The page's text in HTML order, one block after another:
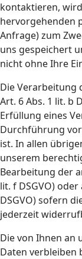
kontaktieren,
hervorgehenden
Anfrage) zum
uns gespeichert
nicht ohne Ihre
Die Verarbeitung
Art. 6 Abs. 1 lit. b
Erfüllung eines
Durchführung
ist. In allen
unserem
Bearbeitung der
lit. f DSGVO)
DSGVO) sofern
jederzeit
Die von Ihnen an
Daten verbleiben